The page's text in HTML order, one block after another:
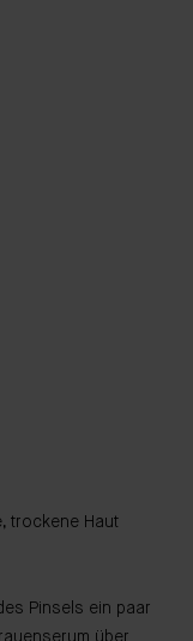
trockene Haut
Pinsels ein paar
über